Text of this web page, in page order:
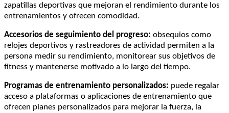
zapatillas deportivas que mejoran el rendimiento durante los
entrenamientos y ofrecen comodidad.
Accesorios de seguimiento del progreso: obsequios como
relojes deportivos y rastreadores de actividad permiten a la
persona medir su rendimiento, monitorear sus objetivos de
fitness y mantenerse motivado a lo largo del tiempo.
Programas de entrenamiento personalizados: puede regalar
acceso a plataformas o aplicaciones de entrenamiento que
ofrecen planes personalizados para mejorar la fuerza, la